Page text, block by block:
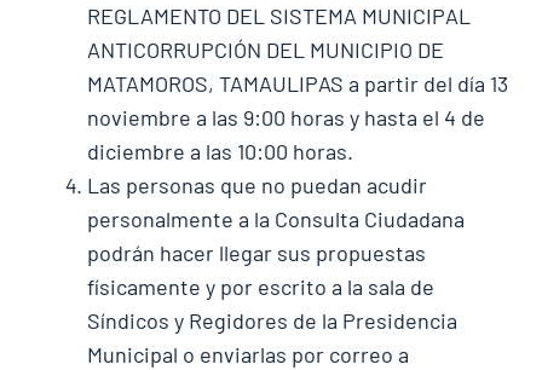
REGLAMENTO DEL SISTEMA MUNICIPAL
ANTICORRUPCIÓN DEL MUNICIPIO DE
MATAMOROS, TAMAULIPAS a partir del día 13
noviembre a las 9:00 horas y hasta el 4 de
diciembre a las 10:00 horas.
Las personas que no puedan acudir
personalmente a la Consulta Ciudadana
podrán hacer llegar sus propuestas
físicamente y por escrito a la sala de
Síndicos y Regidores de la Presidencia
Municipal o enviarlas por correo a